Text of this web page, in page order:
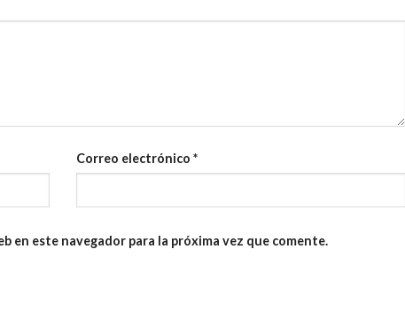
Correo electrónico*
en este navegador para la próxima vez que comente.